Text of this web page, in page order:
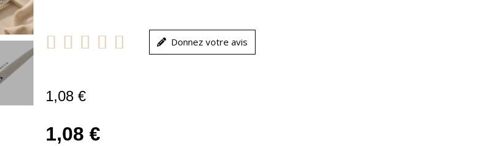
     Donnez votre avis
1,08 €
1,08 €